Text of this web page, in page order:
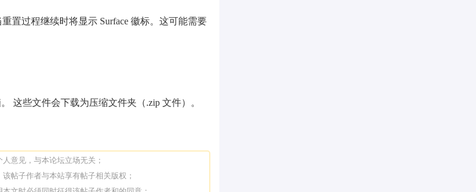
置过程继续时将显示 Surface 徽标。这可能需要
这些文件会下载为压缩文件夹（.zip 文件）。
意见，与本论坛立场无关；
帖子作者与本站享有帖子相关版权；